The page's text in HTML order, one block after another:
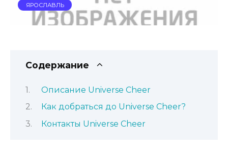
ЯРОСЛАВЛЬ
Содержание
Описание Universe Cheer
Как добраться до Universe Cheer?
Контакты Universe Cheer